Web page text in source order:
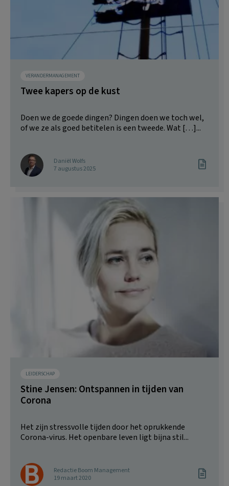
VERANDERMANAGEMENT
Twee kapers op de kust
Doen we de goede dingen? Dingen doen we toch wel,
of we ze als goed betitelen is een tweede. Wat […]...
Daniël Wolfs
7 augustus 2025
LEIDERSCHAP
Stine Jensen: Ontspannen in tijden van
Corona
Het zijn stressvolle tijden door het oprukkende
Corona-virus. Het openbare leven ligt bijna stil...
Redactie Boom Management
19 maart 2020